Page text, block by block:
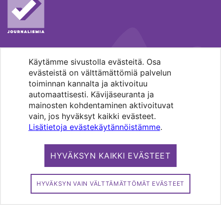
Käytämme sivustolla evästeitä. Osa
evästeistä on välttämättömiä palvelun
toiminnan kannalta ja aktivoituu
automaattisesti. Kävijäseuranta ja
mainosten kohdentaminen aktivoituvat
vain, jos hyväksyt kaikki evästeet.
Lisätietoja evästekäytännöistämme.
HYVÄKSYN KAIKKI EVÄSTEET
HYVÄKSYN VAIN VÄLTTÄMÄTTÖMÄT EVÄSTEET
MENOHAKU
Pääkaupunkiseudun evankelis-
luterilaisten seurakuntien media.
Copyright 2026. Kirkko ja kaupunki. All
rights reserved.